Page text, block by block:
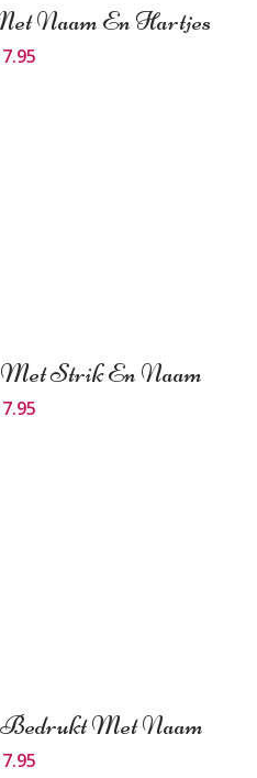
Naam En Hartjes
Strik En Naam
Met Naam